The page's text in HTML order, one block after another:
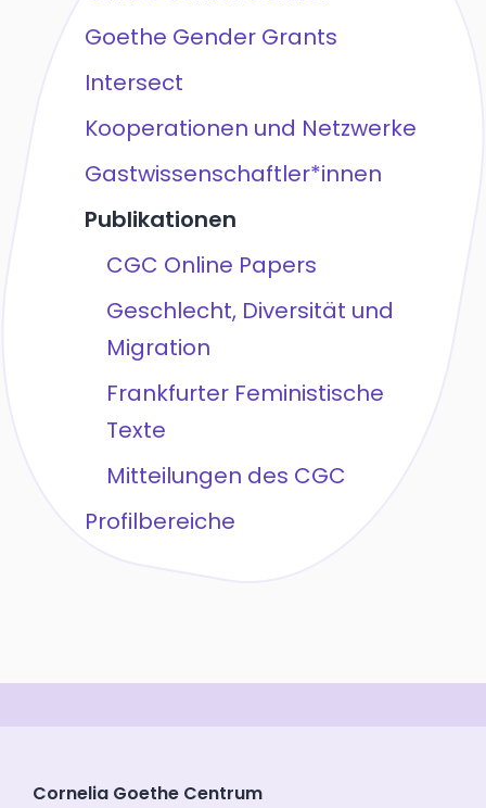
Goethe Gender Grants
Intersect
Kooperationen und Netzwerke
Gastwissenschaftler*innen
Publikationen
CGC Online Papers
Geschlecht, Diversität und
Migration
Frankfurter Feministische
Texte
Mitteilungen des CGC
Profilbereiche
Cornelia Goethe Centrum